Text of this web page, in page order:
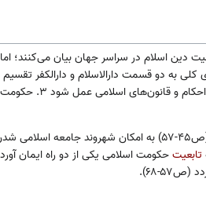
دین اسلام در سراسر جهان بیان می‌کنند؛
به دو قسمت دارالاسلام و دارالکفر
برای دارالاسلام بیان
نویسندگان پس از بیان نظرات برخی از فقهای شیعه و اهل سنت، (ص۴۵-
تابعیتحکومت اسلامی یکی از دو راه ایمان
۶۸).